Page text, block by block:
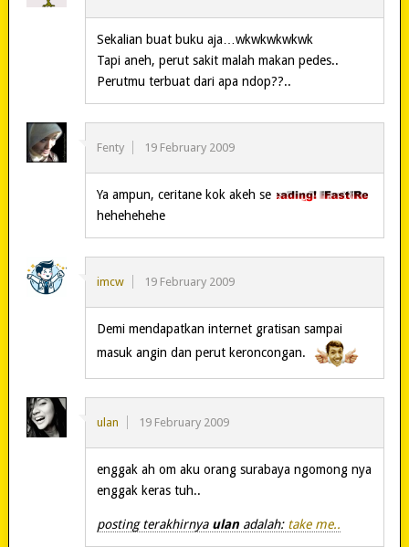
Sekalian buat buku aja…wkwkwkwkwk
Tapi aneh, perut sakit malah makan pedes..
Perutmu terbuat dari apa ndop??..
Fenty 19 February 2009
Ya ampun, ceritane kok akeh se
hehehehehe
imcw 19 February 2009
Demi mendapatkan internet gratisan sampai
masuk angin dan perut keroncongan.
ulan 19 February 2009
enggak ah om aku orang surabaya ngomong nya
enggak keras tuh..
posting terakhirnya ulan adalah: take me..